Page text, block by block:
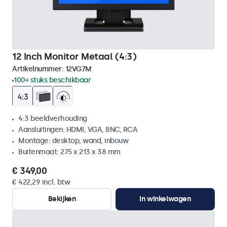
12 Inch Monitor Metaal (4:3)
Artikelnummer: 12VG7M
100+ stuks beschikbaar
4:3 beeldverhouding
Aansluitingen: HDMI, VGA, BNC, RCA
Montage: desktop, wand, inbouw
Buitenmaat: 275 x 213 x 38 mm
€ 349,00
€ 422,29 incl. btw
Bekijken
In winkelwagen